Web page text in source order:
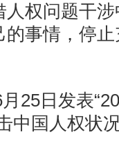
人权问题干
事情，停
25日发表
中国人权状